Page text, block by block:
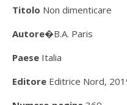
Titolo Non dimenticare
Autore�B.A. Paris
Paese Italia
Editore Editrice Nord,